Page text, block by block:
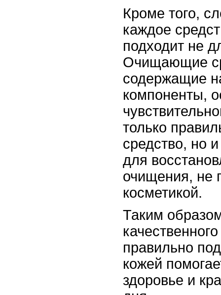
Кроме того,
каждое
подходит не
Очищающие
содержащие
компоненты,
только
средство, но
для
очищения, не
косметикой.
Таким
правильно
кожей
здоровье и